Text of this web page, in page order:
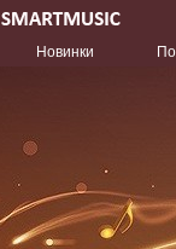
Новинки